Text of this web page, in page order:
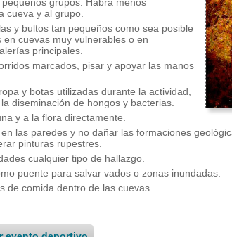
cueva y al grupo.
y bultos tan pequeños como sea posible
cuevas muy vulnerables o en
principales.
marcados, pisar y apoyar las manos
y botas utilizadas durante la actividad,
diseminación de hongos y bacterias.
y a la flora directamente.
las paredes y no dañar las formaciones
pinturas rupestres.
cualquier tipo de hallazgo.
puente para salvar vados o zonas inundadas.
de comida dentro de las cuevas.